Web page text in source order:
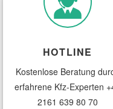
HOTLINE
Kostenlose Beratung
erfahrene Kfz-Experten
2161 639 80 70